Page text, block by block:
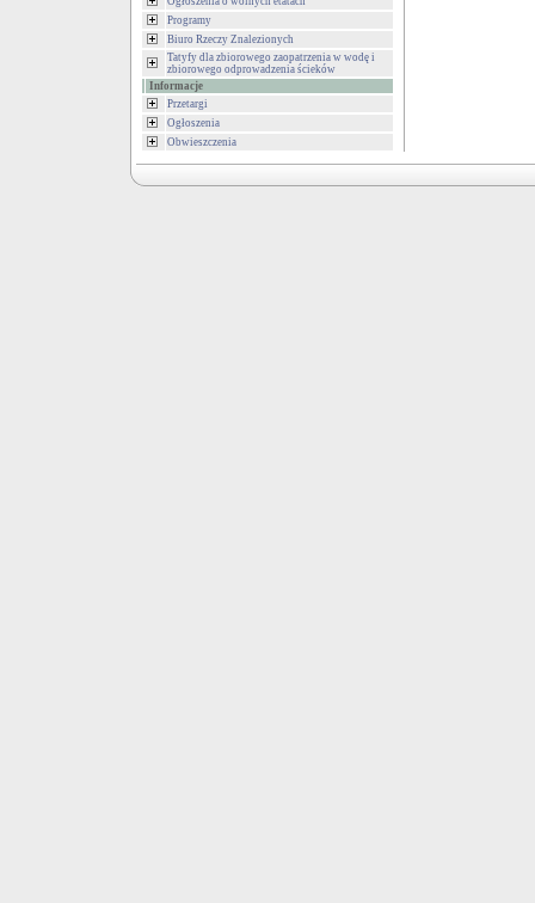
Programy
Biuro Rzeczy Znalezionych
Tatyfy dla zbiorowego zaopatrzenia w wodę i
zbiorowego odprowadzenia ścieków
Informacje
Przetargi
Ogłoszenia
Obwieszczenia